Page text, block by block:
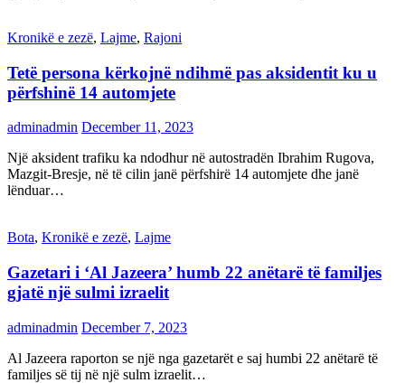
Kronikë e zezë, Lajme, Rajoni
Tetë persona kërkojnë ndihmë pas aksidentit ku u
përfshinë 14 automjete
adminadmin December 11, 2023
Një aksident trafiku ka ndodhur në autostradën Ibrahim Rugova,
Mazgit-Bresje, në të cilin janë përfshirë 14 automjete dhe janë
lënduar…
Bota, Kronikë e zezë, Lajme
Gazetari i ‘Al Jazeera’ humb 22 anëtarë të familjes
gjatë një sulmi izraelit
adminadmin December 7, 2023
Al Jazeera raporton se një nga gazetarët e saj humbi 22 anëtarë të
familjes së tij në një sulm izraelit…